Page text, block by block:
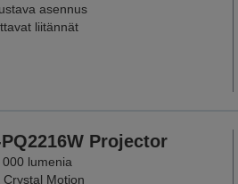
asennus
liitännät
Projector
000 lumenia
Crystal Motion